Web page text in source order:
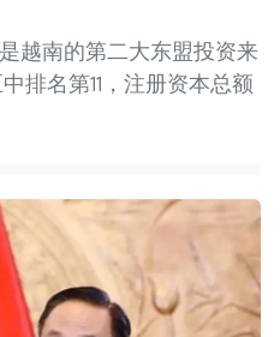
越南的第二大东盟投资来
排名第11，注册资本总额